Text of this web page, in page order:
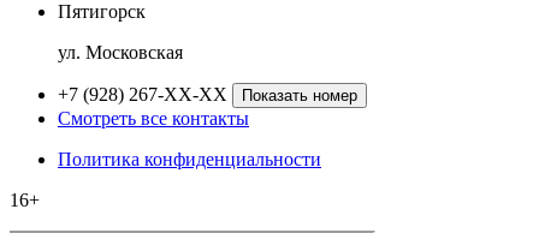
Пятигорск
ул. Московская
+7 (928) 267-XX-XX Показать номер
Смотреть все контакты
Политика конфиденциальности
16+